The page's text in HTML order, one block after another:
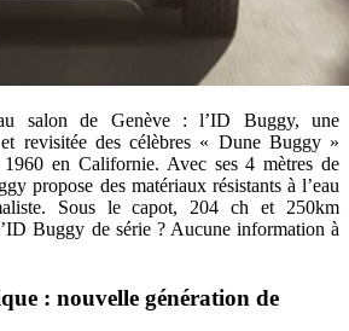
salon de Genève : l’ID Buggy, une
revisitée des célèbres « Dune Buggy »
1960 en Californie. Avec ses 4 mètres de
propose des matériaux résistants à l’eau
Sous le capot, 204 ch et 250km
Buggy de série ? Aucune information à
: nouvelle génération de